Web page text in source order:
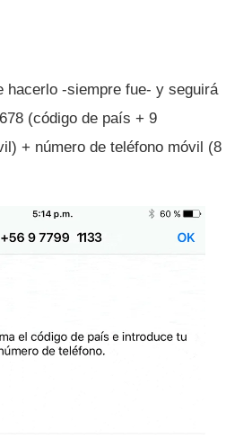
hacerlo -siempre fue- y seguirá
(código de paí­s + 9
+ número de teléfono móvil (8